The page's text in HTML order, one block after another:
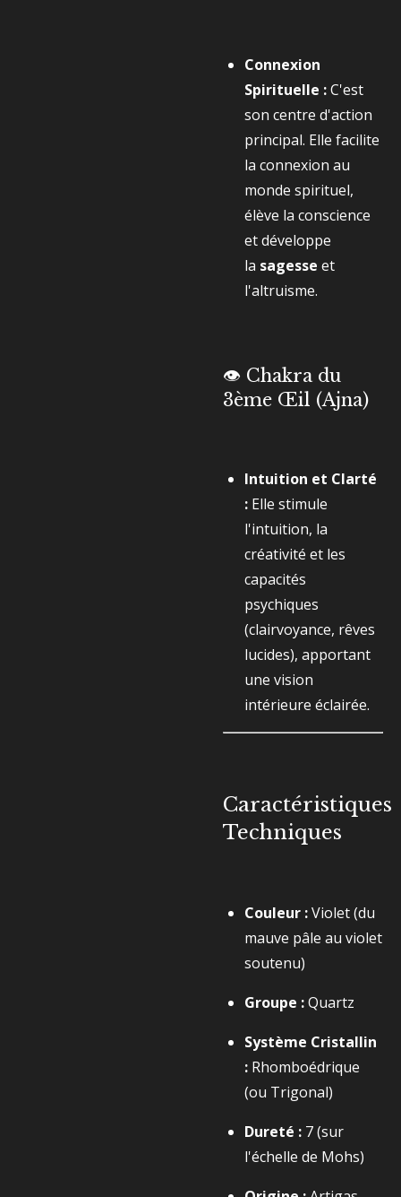
Connexion
Spirituelle :C'est
son centre d'action
principal. Elle facilite
la connexion au
monde spirituel,
élève la conscience
et développe
la sagesse et
l'altruisme.
👁️ Chakra du
3ème Œil (Ajna)
Intuition et Clarté
: Elle stimule
l'intuition, la
créativité et les
capacités
psychiques
(clairvoyance, rêves
lucides), apportant
une vision
intérieure éclairée.
Caractéristiques
Techniques
Couleur :Violet (du
mauve pâle au violet
soutenu)
Groupe :Quartz
Système Cristallin
: Rhomboédrique
(ou Trigonal)
Dureté : 7(sur
l'échelle de Mohs)